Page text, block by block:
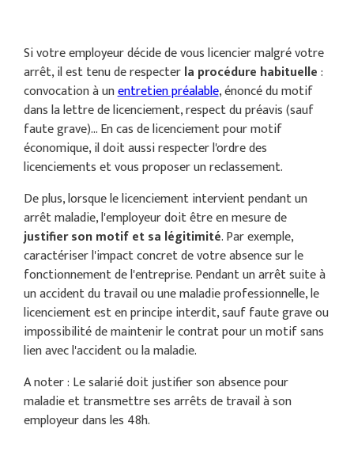
Si votre employeur décide de vous licencier malgré votre
arrêt, il est tenu de respecterla procédure habituelle:
convocation à unentretien préalable, énoncé du motif
dans la lettre de licenciement, respect du préavis (sauf
faute grave)... En cas de licenciement pour motif
économique, il doit aussi respecter l'ordre des
licenciements et vous proposer un reclassement.
De plus, lorsque le licenciement intervient pendant un
arrêt maladie, l'employeur doit être en mesure de
justifier son motif et sa légitimité. Par exemple,
caractériser l'impact concret de votre absence sur le
fonctionnement de l'entreprise. Pendant un arrêt suite à
un accident du travail ou une maladie professionnelle, le
licenciement est en principe interdit, sauf faute grave ou
impossibilité de maintenir le contrat pour un motif sans
lien avec l'accident ou la maladie.
A noter : Le salarié doit justifier son absence pour
maladie et transmettre ses arrêts de travail à son
employeur dans les 48h.